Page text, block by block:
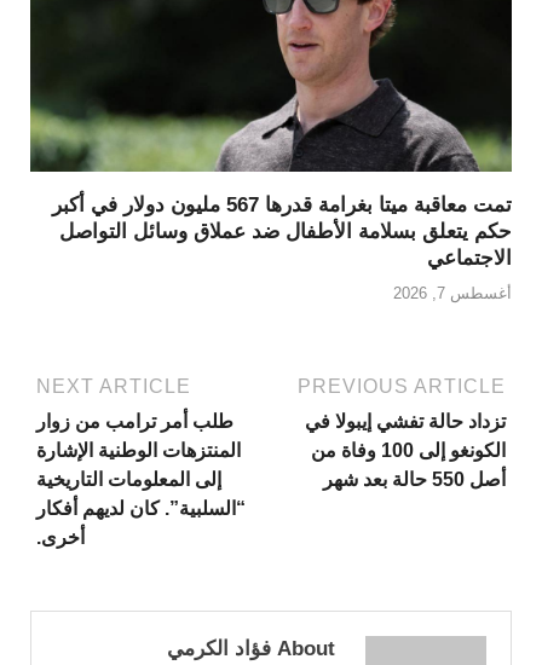
تمت معاقبة ميتا بغرامة قدرها 567 مليون دولار في أكبر
حكم يتعلق بسلامة الأطفال ضد عملاق وسائل التواصل
الاجتماعي
أغسطس 7, 2026
PREVIOUS ARTICLE
تزداد حالة تفشي إيبولا في
الكونغو إلى 100 وفاة من
أصل 550 حالة بعد شهر
NEXT ARTICLE
طلب أمر ترامب من زوار
المنتزهات الوطنية الإشارة
إلى المعلومات التاريخية
“السلبية”. كان لديهم أفكار
أخرى.
About فؤاد الكرمي